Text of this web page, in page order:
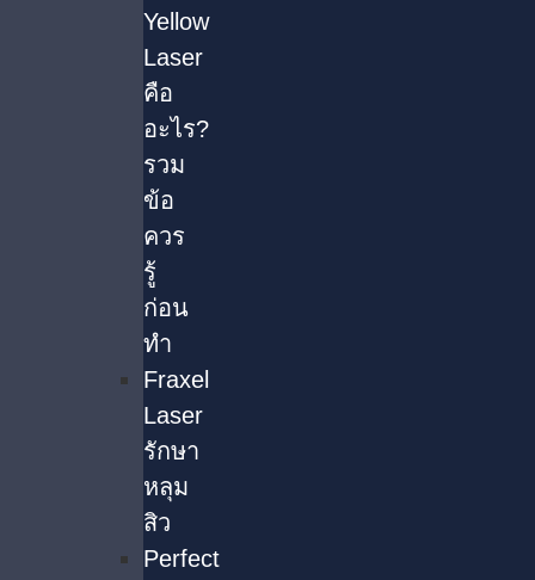
Yellow
Laser
คือ
อะไร?
รวม
ข้อ
ควร
รู้
ก่อน
ทำ
Fraxel
Laser
รักษา
หลุม
สิว
Perfect